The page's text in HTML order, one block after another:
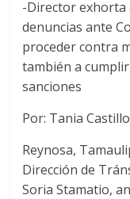
-Director exhorta
denuncias ante
proceder contra
también a
sanciones
Por: Tania Castillo
Reynosa,
Dirección de
Soria Stamatio,